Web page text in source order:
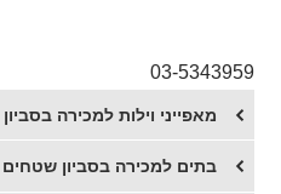
03-5343959
מאפייני וילות למכירה בסביון
בתים למכירה בסביון שטחים